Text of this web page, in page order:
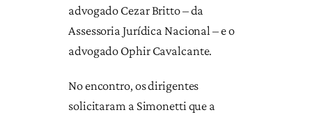
advogado Cezar Britto – da
Assessoria Jurídica Nacional – e o
advogado Ophir Cavalcante.
No encontro, os dirigentes
solicitaram a Simonetti que a